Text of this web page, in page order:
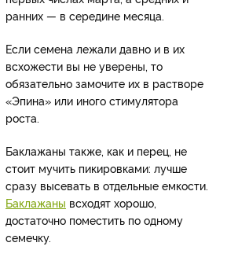
ранних — в середине месяца.
Если семена лежали давно и в их
всхожести вы не уверены, то
обязательно замочите их в растворе
«Эпина» или иного стимулятора
роста.
Баклажаны также, как и перец, не
стоит мучить пикировками: лучше
сразу высевать в отдельные емкости.
Баклажаны всходят хорошо,
достаточно поместить по одному
семечку.